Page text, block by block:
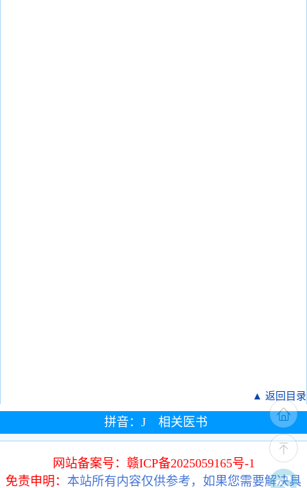
▲ 返回目录
拼音：J 相关医书
网站备案号：赣ICP备2025059165号-1
免责申明： 本站所有内容仅供参考，如果您需要解决具